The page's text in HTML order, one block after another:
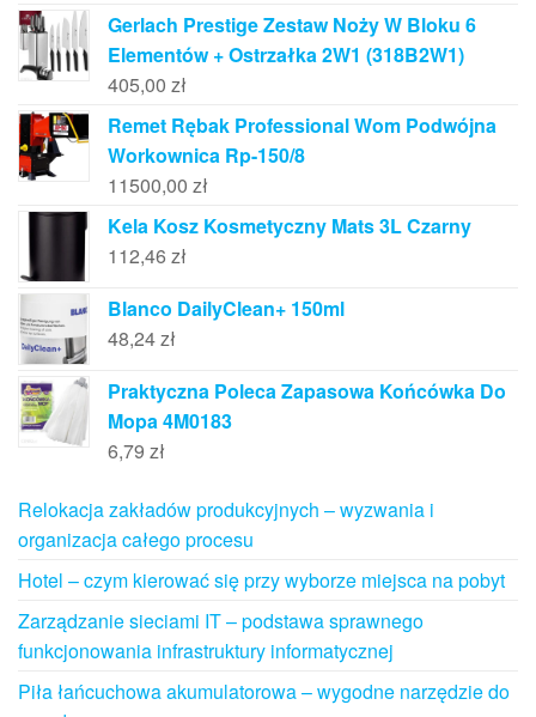
Gerlach Prestige Zestaw Noży W Bloku 6
Elementów + Ostrzałka 2W1 (318B2W1)
405,00 zł
Remet Rębak Professional Wom Podwójna
Workownica Rp-150/8
11500,00 zł
Kela Kosz Kosmetyczny Mats 3L Czarny
112,46 zł
Blanco DailyClean+ 150ml
48,24zł
Praktyczna Poleca Zapasowa Końcówka Do
Mopa 4M0183
6,79 zł
Relokacja zakładów produkcyjnych – wyzwania i
organizacja całego procesu
Hotel – czym kierować się przy wyborze miejsca na pobyt
Zarządzanie sieciami IT – podstawa sprawnego
funkcjonowania infrastruktury informatycznej
Piła łańcuchowa akumulatorowa – wygodne narzędzie do